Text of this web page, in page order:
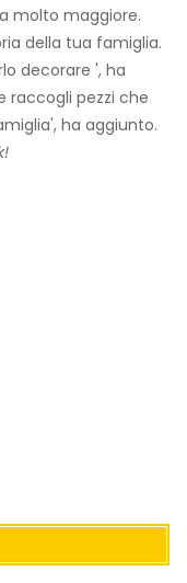
molto maggiore.
della tua famiglia.
decorare ', ha
raccogli pezzi che
ha aggiunto.